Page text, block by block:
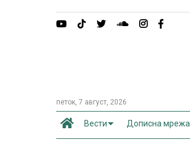
петок, 7 август, 2026
Вести Дописна мрежа